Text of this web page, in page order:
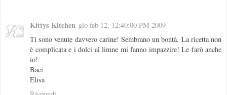
Kittys Kitchen gio feb 12, 12:40:00 PM 2009
Ti sono venute davvero carine! Sembrano un bontà. La ricetta non
è complicata e i dolci al limne mi fanno impazzire! Le farò anche
io!
Baci
Elisa